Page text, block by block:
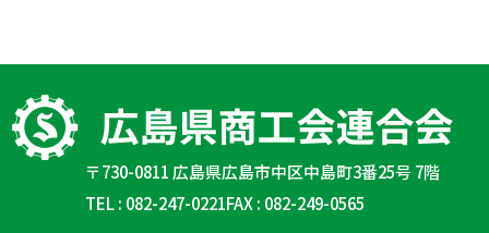
〒730-0811 広島県広島市中区中島町3番25号 7階
TEL : 082-247-0221FAX : 082-249-0565